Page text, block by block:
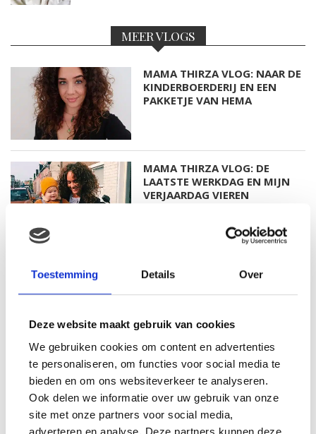
Toestemming Details Over
Deze website maakt gebruik van cookies
We gebruiken cookies om content en advertenties
te personaliseren, om functies voor social media te
bieden en om ons websiteverkeer te analyseren.
Ook delen we informatie over uw gebruik van onze
site met onze partners voor social media,
adverteren en analyse. Deze partners kunnen deze
MEER VLOGS
MAMA THIRZA VLOG: NAAR DE
KINDERBOERDERIJ EN EEN
PAKKETJE VAN HEMA
MAMA THIRZA VLOG: DE
LAATSTE WERKDAG EN MIJN
VERJAARDAG VIEREN
FEEST, WANT REBEL IS JARIG!
MAMA THIRZA VLOG: OP
VAKANTIE & TWEE ZIEKE
KINDEREN